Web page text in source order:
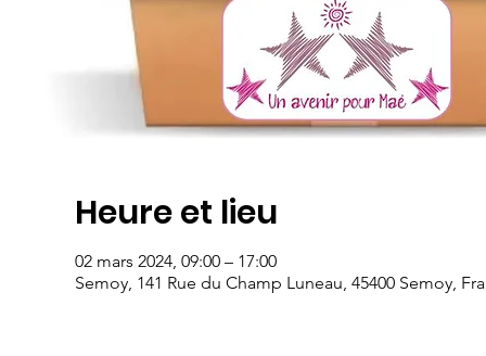
Heure et lieu
02 mars 2024, 09:00 – 17:00
Semoy, 141 Rue du Champ Luneau, 45400 Semoy,